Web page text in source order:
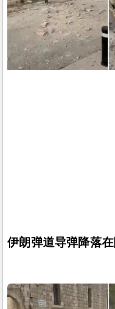
[ZH] 伊朗弹道导弹降